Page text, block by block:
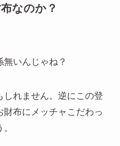
なのか？
いんじゃね？
しれません。逆にこの登
布にメッチャこだわっ